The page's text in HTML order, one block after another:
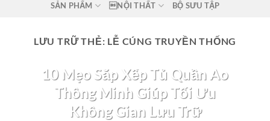
SẢN PHẨM NỘI THẤT BỘ SƯU TẬP
LƯU TRỮ THẺ: LỄ CÚNG TRUYỀN THỐNG
10 Mẹo Sắp Xếp Tủ Quần Áo
Thông Minh Giúp Tối Ưu
Không Gian Lưu Trữ